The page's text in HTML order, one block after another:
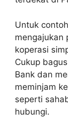
Untuk
mengajukan
koperasi
Cukup
Bank dan
meminjam
seperti
hubungi.